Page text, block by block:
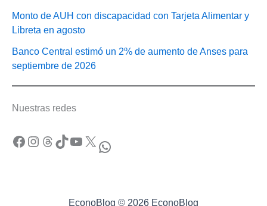
Monto de AUH con discapacidad con Tarjeta Alimentar y
Libreta en agosto
Banco Central estimó un 2% de aumento de Anses para
septiembre de 2026
Nuestras redes
Facebook Instagram Threads TikTok YouTube X WhatsApp
EconoBlog © 2026 EconoBlog